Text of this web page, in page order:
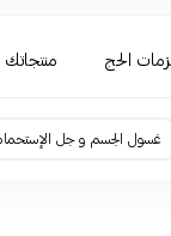
الحج منتجاتك
غسول الجسم و جل